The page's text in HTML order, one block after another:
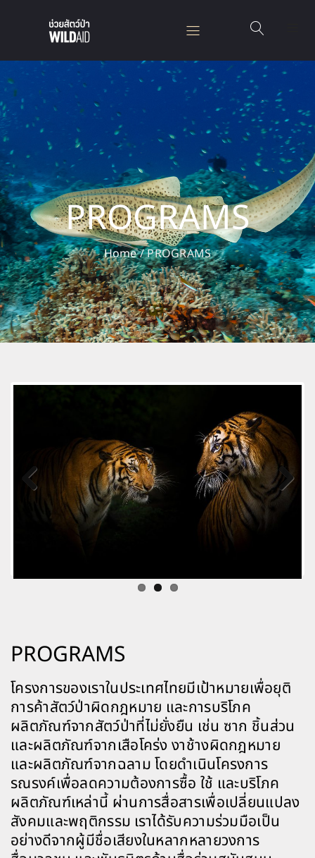
PROGRAMS
Home/PROGRAMS
Previous Next
PROGRAMS
โครงการของเราในประเทศไทยมีเป้าหมายเพื่อยุติ
การค้าสัตว์ป่าผิดกฎหมาย และการบริโภค
ผลิตภัณฑ์จากสัตว์ป่าที่ไม่ยั่งยืน เช่น ซาก ชิ้นส่วน
และผลิตภัณฑ์จากเสือโคร่ง งาช้างผิดกฎหมาย
และผลิตภัณฑ์จากฉลาม โดยดำเนินโครงการ
รณรงค์เพื่อลดความต้องการซื้อ ใช้ และบริโภค
ผลิตภัณฑ์เหล่านี้ ผ่านการสื่อสารเพื่อเปลี่ยนแปลง
สังคมและพฤติกรรม เราได้รับความร่วมมือเป็น
อย่างดีจากผู้มีชื่อเสียงในหลากหลายวงการ